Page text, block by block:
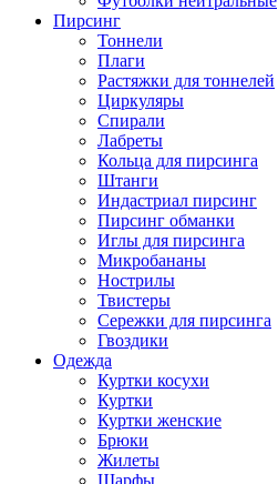
Пирсинг
Тоннели
Плаги
Растяжки для тоннелей
Циркуляры
Спирали
Лабреты
Кольца для пирсинга
Штанги
Индастриал пирсинг
Пирсинг обманки
Иглы для пирсинга
Микробананы
Нострилы
Твистеры
Сережки для пирсинга
Гвоздики
Одежда
Куртки косухи
Куртки
Куртки женские
Брюки
Жилеты
Шарфы